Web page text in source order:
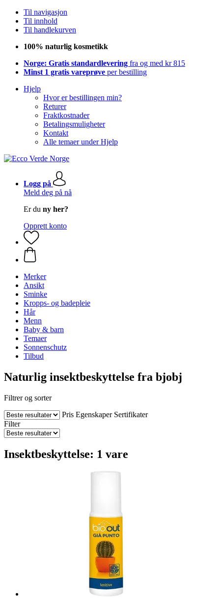
Til navigasjon
Til innhold
Til handlekurven
100% naturlig kosmetikk
Norge: Gratis standardlevering fra og med kr 815
Minst 1 gratis vareprøve per bestilling
Hjelp
Hvor er bestillingen min?
Returer
Fraktkostnader
Betalingsmuligheter
Kontakt
Alle temaer under Hjelp
Logg på
Meld deg på nå
Er du ny her?
Opprett konto
Merker
Ansikt
Sminke
Kropps- og badepleie
Hår
Menn
Baby & barn
Temaer
Sonnenschutz
Tilbud
Naturlig insektbeskyttelse fra bjobj
Filtrer og sorter
Pris Egenskaper Sertifikater
Filter
Insektbeskyttelse: 1 vare